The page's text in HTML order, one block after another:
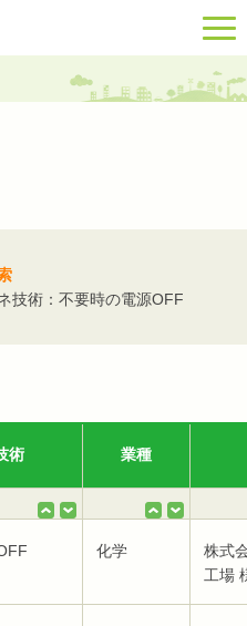
術：不要時の電源OFF
術 業種
化学
株式
工場